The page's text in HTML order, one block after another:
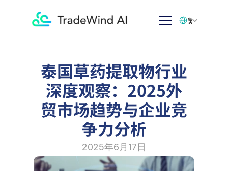
泰国草药提取物行业
深度观察：2025外
贸市场趋势与企业竞
争力分析
2025年6月17日
繁体中文